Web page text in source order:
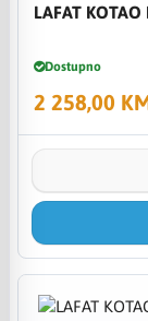
LAFAT
Dostupno
2 258,00